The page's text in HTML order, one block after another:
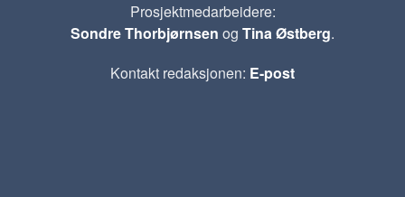
Prosjektmedarbeidere:
Sondre Thorbjørnsen og Tina Østberg.
Kontakt redaksjonen: E-post